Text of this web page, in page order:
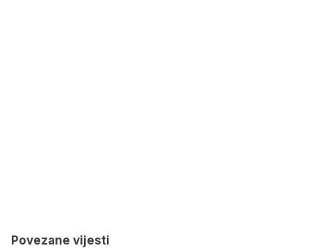
Povezane vijesti